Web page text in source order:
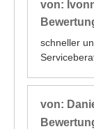
von:
schneller
von: